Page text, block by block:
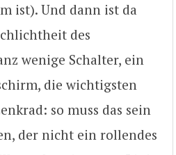
ist). Und dann ist da
des
wenige Schalter, ein
die wichtigsten
so muss das sein
der nicht ein rollendes